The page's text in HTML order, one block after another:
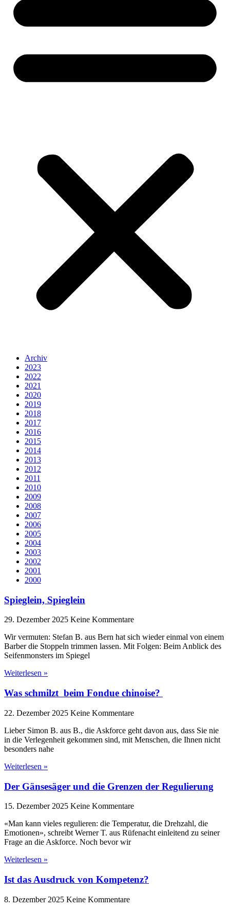
Archiv
2023
2022
2021
2020
2019
2018
2017
2016
2015
2014
2013
2012
2011
2010
2009
2008
2007
2006
2005
2004
2003
2002
2001
2000
Spieglein, Spieglein
29. Dezember 2025 Keine Kommentare
Wir vermuten: Stefan B. aus Bern hat sich wieder einmal von einem
Barber die Stoppeln trimmen lassen. Mit Folgen: Beim Anblick des
Seifenmonsters im Spiegel
Weiterlesen »
Was schmilzt beim Fondue chinoise?
22. Dezember 2025 Keine Kommentare
Lieber Simon B. aus B., die Askforce geht davon aus, dass Sie nie
in die Verlegenheit gekommen sind, mit Menschen, die Ihnen nicht
besonders nahe
Weiterlesen »
Der Gänsesäger und die Grenzen der Regulierung
15. Dezember 2025 Keine Kommentare
«Man kann vieles regulieren: die Temperatur, die Drehzahl, die
Emotionen», schreibt Werner T. aus Rüfenacht einleitend zu seiner
Frage an die Askforce. Noch bevor wir
Weiterlesen »
Ist das Ausdruck von Kompetenz?
8. Dezember 2025 Keine Kommentare